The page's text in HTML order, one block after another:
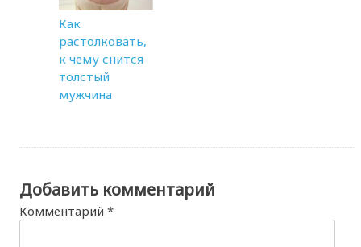
Как
растолковать,
к чему снится
толстый
мужчина
Добавить комментарий
Комментарий*